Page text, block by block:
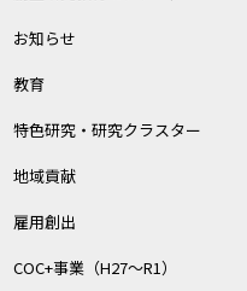
お知らせ
教育
特色研究・研究クラスター
地域貢献
雇用創出
COC+事業（H27～R1）